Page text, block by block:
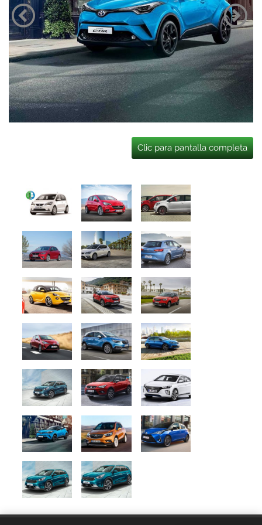
Clic para pantalla completa